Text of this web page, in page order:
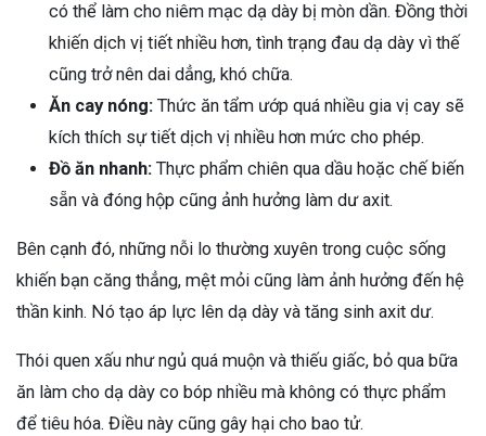
có thể làm cho niêm mạc dạ dày bị mòn dần. Đồng thời
khiến dịch vị tiết nhiều hơn, tình trạng đau dạ dày vì thế
cũng trở nên dai dẳng, khó chữa.
Ăn cay nóng: Thức ăn tẩm ướp quá nhiều gia vị cay sẽ
kích thích sự tiết dịch vị nhiều hơn mức cho phép.
Đồ ăn nhanh: Thực phẩm chiên qua dầu hoặc chế biến
sẵn và đóng hộp cũng ảnh hưởng làm dư axit.
Bên cạnh đó, những nỗi lo thường xuyên trong cuộc sống
khiến bạn căng thẳng, mệt mỏi cũng làm ảnh hưởng đến hệ
thần kinh. Nó tạo áp lực lên dạ dày và tăng sinh axit dư.
Thói quen xấu như ngủ quá muộn và thiếu giấc, bỏ qua bữa
ăn làm cho dạ dày co bóp nhiều mà không có thực phẩm
để tiêu hóa. Điều này cũng gây hại cho bao tử.